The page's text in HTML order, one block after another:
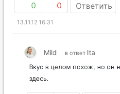
0 0 Ответить
13.11.12 16:31
Mild в ответ Ita
Вкус в целом похож, но он
здесь.